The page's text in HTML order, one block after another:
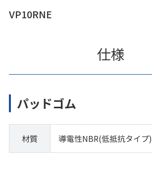
VP10RNE
仕様
パッドゴム
材質 導電性NBR(低抵抗タイプ)